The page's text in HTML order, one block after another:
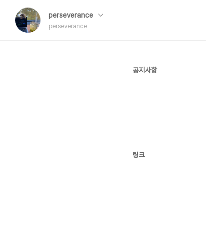
perseverance
perseverance
공지사항
링크